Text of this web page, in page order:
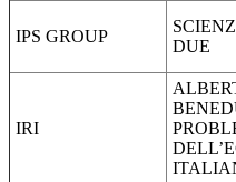
IPS GROUP
DUE
IRI